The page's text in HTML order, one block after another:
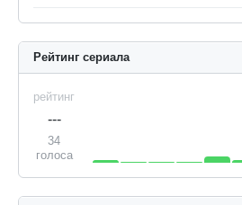
Рейтинг сериала
рейтинг
---
34
голоса